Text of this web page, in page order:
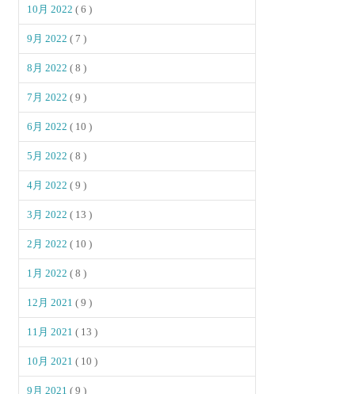
10月 2022( 6 )
9月 2022( 7 )
8月 2022( 8 )
7月 2022( 9 )
6月 2022( 10 )
5月 2022( 8 )
4月 2022( 9 )
3月 2022( 13 )
2月 2022( 10 )
1月 2022( 8 )
12月 2021( 9 )
11月 2021( 13 )
10月 2021( 10 )
9月 2021( 9 )